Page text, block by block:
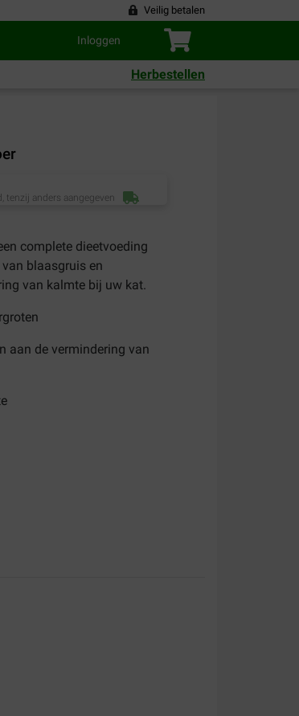
Veilig betalen
Inloggen
Herbestellen
tenzij anders aangegeven
complete dieetvoeding
blaasgruis en
van kalmte bij uw kat.
aan de vermindering van